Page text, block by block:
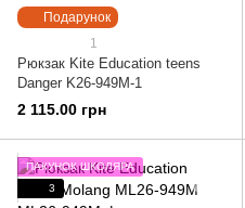
Подарунок
1
Рюкзак Kite Education teens
Danger K26-949M-1
2 115.00 грн
ПАКУНОК ШКОЛЯРА
3